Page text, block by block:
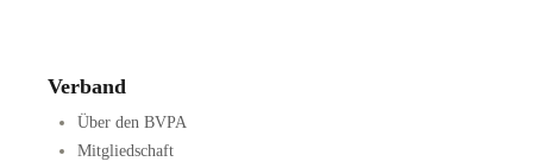
Verband
Über den BVPA
Mitgliedschaft